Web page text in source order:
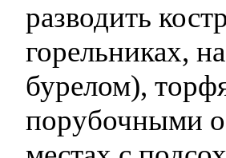
разводить
горельниках,
бурелом),
порубочными